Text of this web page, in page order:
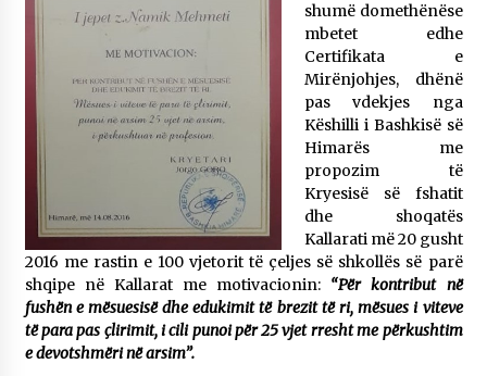
shumë domethënëse
mbetet edhe
Certifikata e
Mirënjohjes, dhënë
pas vdekjes nga
Këshilli i Bashkisë së
Himarës me
propozim të
Kryesisë së fshatit
dhe shoqatës
Kallarati më 20 gusht
2016 me rastin e 100 vjetorit të çeljes së shkollës së parë
shqipe në Kallarat me motivacionin: “Për kontribut në
fushën e mësuesisë dhe edukimit të brezit të ri, mësues i viteve
të para pas çlirimit, i cili punoi për 25 vjet rresht me përkushtim
e devotshmëri në arsim”.